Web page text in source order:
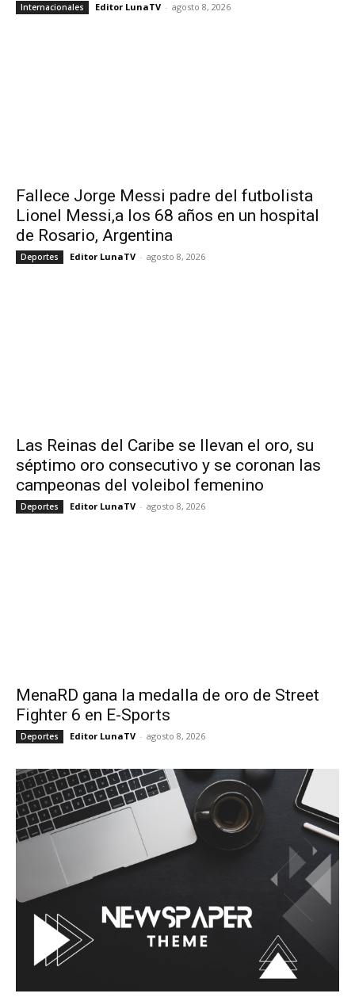
Internacionales Editor LunaTV - agosto 8, 2026
Fallece Jorge Messi padre del futbolista
Lionel Messi,a los 68 años en un hospital
de Rosario, Argentina
Deportes Editor LunaTV - agosto 8, 2026
Las Reinas del Caribe se llevan el oro, su
séptimo oro consecutivo y se coronan las
campeonas del voleibol femenino
Deportes Editor LunaTV - agosto 8, 2026
MenaRD gana la medalla de oro de Street
Fighter 6 en E-Sports
Deportes Editor LunaTV - agosto 8, 2026